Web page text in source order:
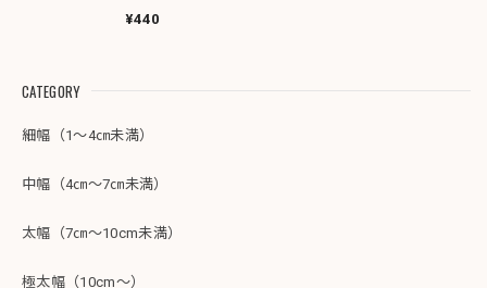
¥440
CATEGORY
細幅（1～4㎝未満）
中幅（4㎝～7㎝未満）
太幅（7㎝～10cm未満）
極太幅（10cm～）